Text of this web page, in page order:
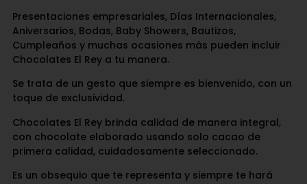
Presentaciones empresariales, Días Internacionales,
Aniversarios, Bodas, Baby Showers, Bautizos,
Cumpleaños y muchas ocasiones más pueden incluir
Chocolates El Rey a tu manera.
Se trata de un gesto que siempre es bienvenido, con un
toque de exclusividad.
Chocolates El Rey brinda calidad de manera integral,
con chocolate elaborado usando solo cacao de
primera calidad, cuidadosamente seleccionado.
Es un obsequio que te representa y siempre te hará